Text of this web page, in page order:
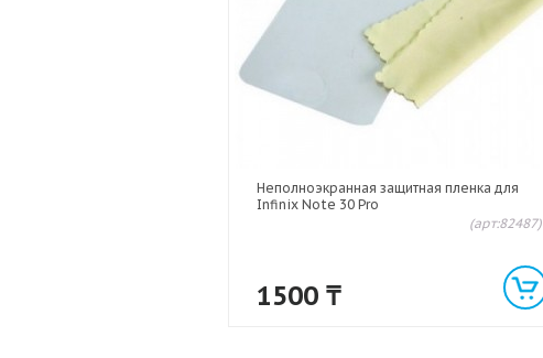
Неполноэкранная защитная пленка для
Infinix Note 30 Pro
(арт:82487)
1500 ₸